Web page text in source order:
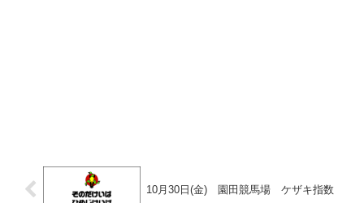
10月30日(金) 園田競馬場 ケザキ指数